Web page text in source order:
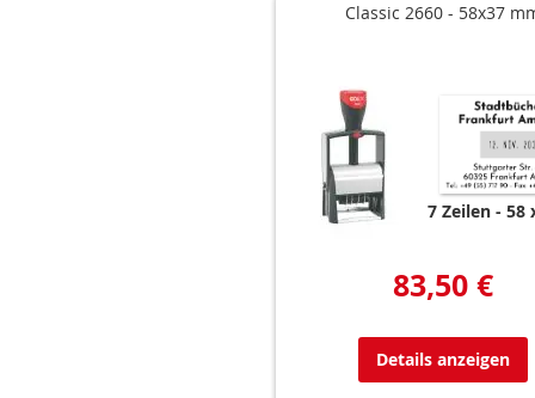
Classic 2660 - 58x37
7 Zeilen 58
83,50 €
Details anzeigen